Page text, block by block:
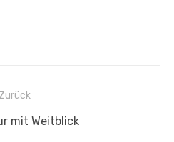
Zurück
mit Weitblick